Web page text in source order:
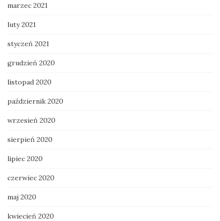
marzec 2021
luty 2021
styczeń 2021
grudzień 2020
listopad 2020
październik 2020
wrzesień 2020
sierpień 2020
lipiec 2020
czerwiec 2020
maj 2020
kwiecień 2020